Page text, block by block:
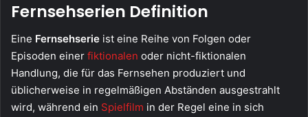
Fernsehserien Definition
Eine Fernsehserie ist eine Reihe von Folgen oder
Episoden einer fiktionalen oder nicht-fiktionalen
Handlung, die für das Fernsehen produziert und
üblicherweise in regelmäßigen Abständen ausgestrahlt
wird, während ein Spielfilm in der Regel eine in sich